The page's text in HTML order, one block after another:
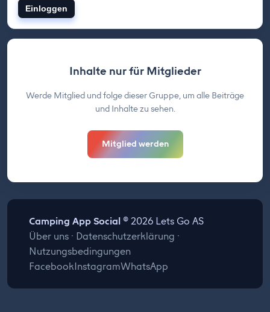
Einloggen
Inhalte nur für Mitglieder
Werde Mitglied und folge dieser Gruppe, um alle Beiträge
und Inhalte zu sehen.
Mitglied werden
Camping App Social© 2026 Lets Go AS
Über uns· Datenschutzerklärung ·
Nutzungsbedingungen
FacebookInstagramWhatsApp